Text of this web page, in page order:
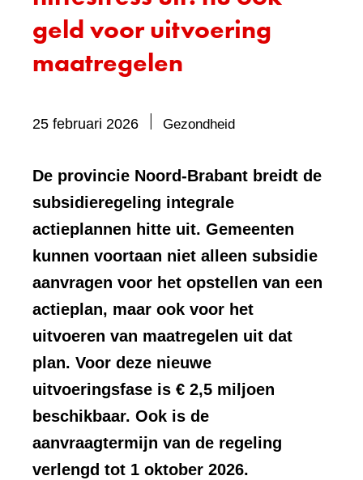
geld voor uitvoering
maatregelen
25 februari 2026 GezondheidBevat
element:
De provincie Noord-Brabant breidt de
subsidieregeling integrale
actieplannen hitte uit. Gemeenten
kunnen voortaan niet alleen subsidie
aanvragen voor het opstellen van een
actieplan, maar ook voor het
uitvoeren van maatregelen uit dat
plan. Voor deze nieuwe
uitvoeringsfase is € 2,5 miljoen
beschikbaar. Ook is de
aanvraagtermijn van de regeling
verlengd tot 1 oktober 2026.